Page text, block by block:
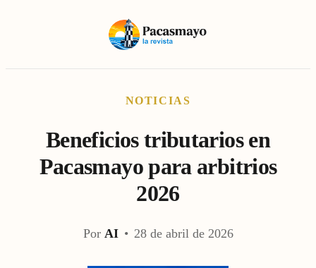
NOTICIAS
Beneficios tributarios en
Pacasmayo para arbitrios
2026
Por AI • 28 de abril de 2026